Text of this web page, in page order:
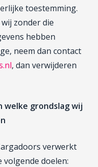
toestemming.
zonder die
hebben
neem dan contact
, dan verwijderen
welke grondslag wij
verwerkt
doelen: